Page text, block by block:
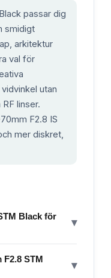
passar dig
smidigt
arkitektur
val för
utan
linser.
F2.8 IS
mer diskret,
Black för
▾
F2.8 STM
▾